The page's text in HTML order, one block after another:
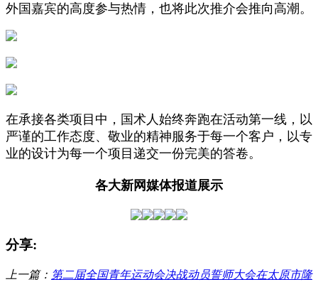
外国嘉宾的高度参与热情，也将此次推介会推向高潮。
在承接各类项目中，国术人始终奔跑在活动第一线，以
严谨的工作态度、敬业的精神服务于每一个客户，以专
业的设计为每一个项目递交一份完美的答卷。
各大新网媒体报道展示
分享:
上一篇： 第二届全国青年运动会决战动员誓师大会在太原市隆